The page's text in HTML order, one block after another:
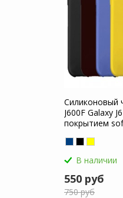
Силиконовый
J600F Galaxy
покрытием
В наличии
550 руб
750 руб